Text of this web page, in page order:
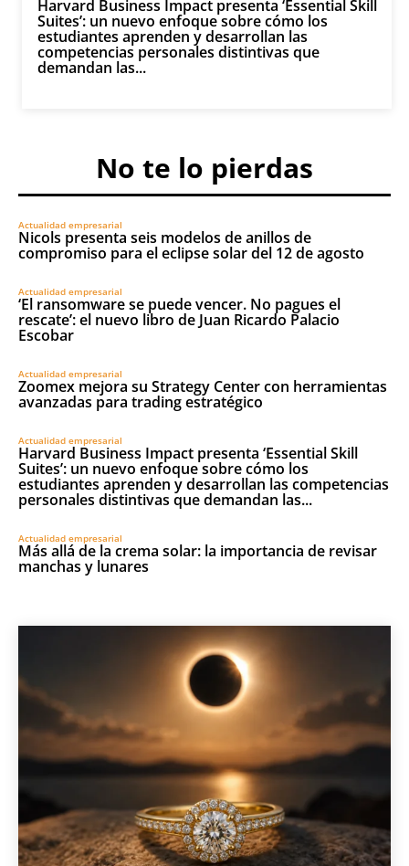
Harvard Business Impact presenta ‘Essential Skill
Suites’: un nuevo enfoque sobre cómo los
estudiantes aprenden y desarrollan las
competencias personales distintivas que
demandan las...
No te lo pierdas
Actualidad empresarial
Nicols presenta seis modelos de anillos de
compromiso para el eclipse solar del 12 de agosto
Actualidad empresarial
‘El ransomware se puede vencer. No pagues el
rescate’: el nuevo libro de Juan Ricardo Palacio
Escobar
Actualidad empresarial
Zoomex mejora su Strategy Center con herramientas
avanzadas para trading estratégico
Actualidad empresarial
Harvard Business Impact presenta ‘Essential Skill
Suites’: un nuevo enfoque sobre cómo los
estudiantes aprenden y desarrollan las competencias
personales distintivas que demandan las...
Actualidad empresarial
Más allá de la crema solar: la importancia de revisar
manchas y lunares